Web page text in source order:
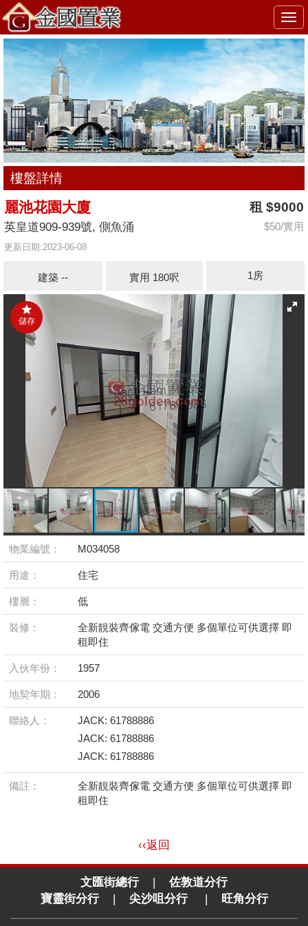
樓盤詳情
麗池花園大廈
英皇道909-939號, 側魚涌
更新日期:2023-06-08
租 $9000
$50/實用
建築 -- 實用 180呎 1房
儲存
物業編號： M034058
用途： 住宅
樓層： 低
裝修：
全新靚裝齊傢電 交通方便 多個單位可供選擇 即
租即住
入伙年份： 1957
地契年期： 2006
聯絡人：
JACK: 61788886
JACK: 61788886
JACK: 61788886
備註：
全新靚裝齊傢電 交通方便 多個單位可供選擇 即
租即住
‹‹返回
文匯街總行 |
佐敦道分行
寶靈街分行
| 尖沙咀分行 | 旺角分行